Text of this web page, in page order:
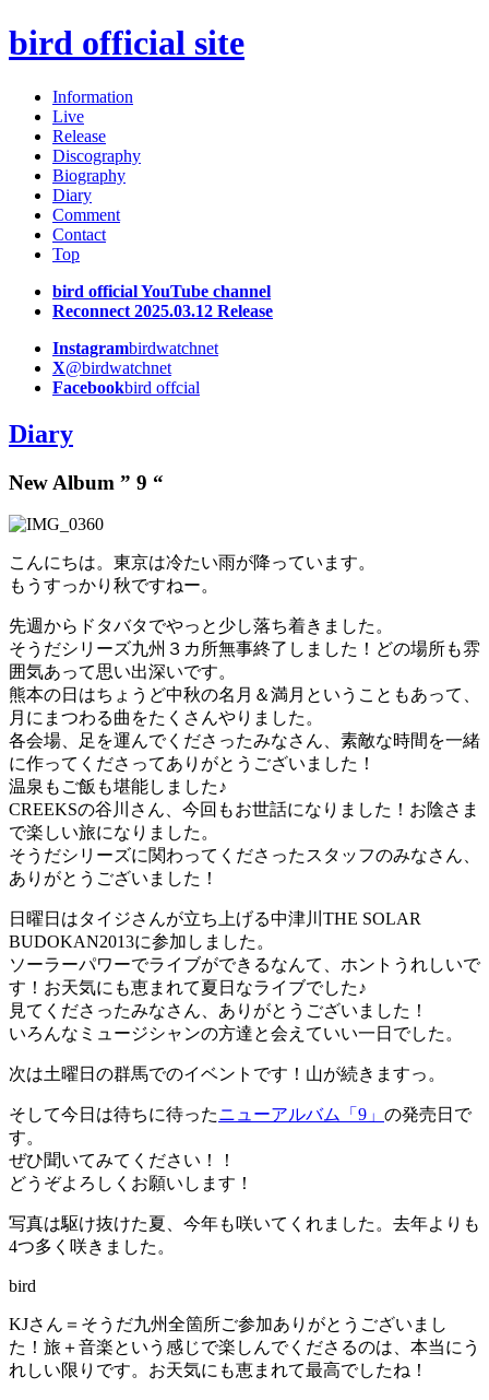
bird official site
Information
Live
Release
Discography
Biography
Diary
Comment
Contact
Top
bird official YouTube channel
Reconnect 2025.03.12 Release
Instagrambirdwatchnet
X@birdwatchnet
Facebookbird offcial
Diary
New Album ” 9 “
こんにちは。東京は冷たい雨が降っています。
もうすっかり秋ですねー。
先週からドタバタでやっと少し落ち着きました。
そうだシリーズ九州３カ所無事終了しました！どの場所も雰
囲気あって思い出深いです。
熊本の日はちょうど中秋の名月＆満月ということもあって、
月にまつわる曲をたくさんやりました。
各会場、足を運んでくださったみなさん、素敵な時間を一緒
に作ってくださってありがとうございました！
温泉もご飯も堪能しました♪
CREEKSの谷川さん、今回もお世話になりました！お陰さま
で楽しい旅になりました。
そうだシリーズに関わってくださったスタッフのみなさん、
ありがとうございました！
日曜日はタイジさんが立ち上げる中津川THE SOLAR
BUDOKAN2013に参加しました。
ソーラーパワーでライブができるなんて、ホントうれしいで
す！お天気にも恵まれて夏日なライブでした♪
見てくださったみなさん、ありがとうございました！
いろんなミュージシャンの方達と会えていい一日でした。
次は土曜日の群馬でのイベントです！山が続きますっ。
そして今日は待ちに待ったニューアルバム「9」 の発売日で
す。
ぜひ聞いてみてください！！
どうぞよろしくお願いします！
写真は駆け抜けた夏、今年も咲いてくれました。去年よりも
4つ多く咲きました。
bird
KJさん＝そうだ九州全箇所ご参加ありがとうございまし
た！旅＋音楽という感じで楽しんでくださるのは、本当にう
れしい限りです。お天気にも恵まれて最高でしたね！